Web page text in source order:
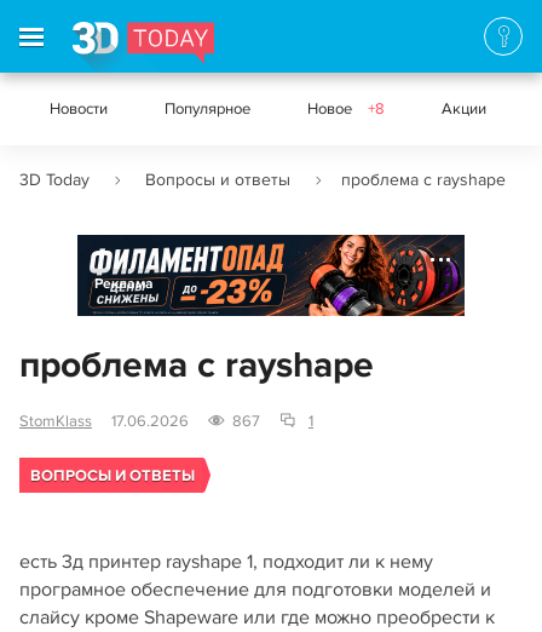
Новости Популярное Новое +8 Акции
3D Today Вопросы и ответы проблема с rayshape
Реклама
проблема с rayshape
StomKlass 17.06.2026 867 1
ВОПРОСЫ И ОТВЕТЫ
есть 3д принтер rayshape 1, подходит ли к нему
програмное обеспечение для подготовки моделей и
слайсу кроме Shapeware или где можно преобрести к